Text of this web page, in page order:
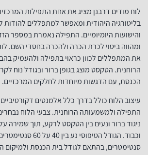
לוח מודים דרבנן מציג את אחת התפילות
בליטורגיה היהודית ומאפשר למתפללים להודות
והישועות היומיומיים. התפילה נאמרת במספר
ומהווה ביטוי לכרת הכרה ולהכרה בחסדי השם.
את המתפללים לכוון כראוי בתפילה ולהעמיק
הרוחנית. הטקסט מוצג בגופן ברור ובגודל נוח
הכנסת, עם הדגשות מיוחדות לחלקים המרכזיים.
עיצוב הלוח כולל בדרך כלל אלמנטים
התפילה ולמשמעותה הרוחנית. צבעי הלוח
ניגוד ברור ונעים בין הטקסט לרקע, תוך שמירה
סנטימטרים, בהתאם לגודל בית הכנסת ולמיקום